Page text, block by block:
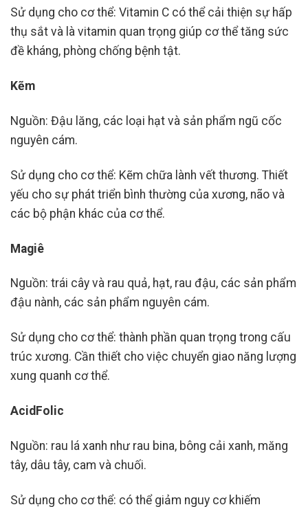
Sử dụng cho cơ thể: Vitamin C có thể cải thiện sự hấp
thụ sắt và là vitamin quan trọng giúp cơ thể tăng sức
đề kháng, phòng chống bệnh tật.
Kẽm
Nguồn: Đậu lăng, các loại hạt và sản phẩm ngũ cốc
nguyên cám.
Sử dụng cho cơ thể: Kẽm chữa lành vết thương. Thiết
yếu cho sự phát triển bình thường của xương, não và
các bộ phận khác của cơ thể.
Magiê
Nguồn: trái cây và rau quả, hạt, rau đậu, các sản phẩm
đậu nành, các sản phẩm nguyên cám.
Sử dụng cho cơ thể: thành phần quan trọng trong cấu
trúc xương. Cần thiết cho việc chuyển giao năng lượng
xung quanh cơ thể.
AcidFolic
Nguồn: rau lá xanh như rau bina, bông cải xanh, măng
tây, dâu tây, cam và chuối.
Sử dụng cho cơ thể: có thể giảm nguy cơ khiếm